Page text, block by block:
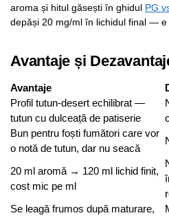
aroma și hitul găsești în ghidul PG
depăși 20 mg/ml în lichidul final —
Avantaje și
Avantaje
Profil tutun-desert echilibrat —
tutun cu dulceață de patiserie
Bun pentru foști fumători care vor
o notă de tutun, dar nu seacă
20 ml aromă → 120 ml lichid finit,
cost mic pe ml
Se leagă frumos după maturare,